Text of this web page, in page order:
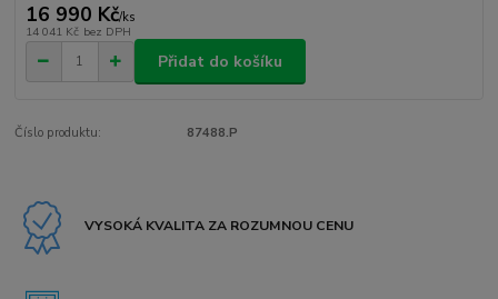
16 990 Kč/ks
14 041 Kč bez DPH
Přidat do košíku
Číslo produktu: 87488.P
VYSOKÁ KVALITA ZA ROZUMNOU CENU